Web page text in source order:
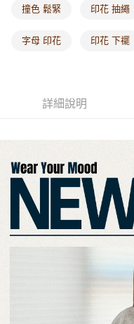
海外配送-其他亞洲地區
撞色 鬆緊 印花 抽繩
字母 印花 印花 下襬
詳細說明